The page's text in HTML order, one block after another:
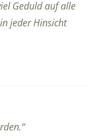
Geduld auf alle
jeder Hinsicht